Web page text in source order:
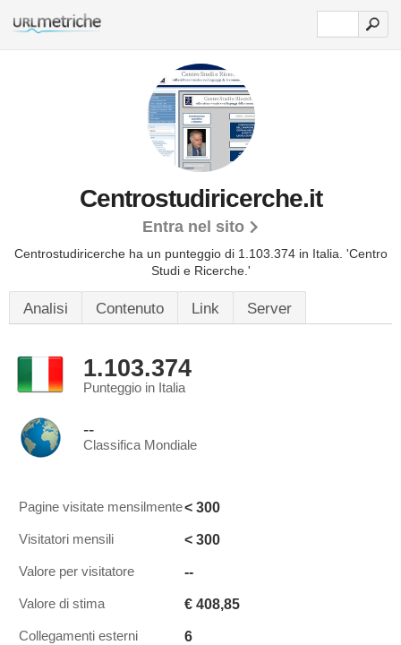
Centrostudiricerche.it
Entra nel sito
Centrostudiricerche ha un punteggio di 1.103.374 in Italia. 'Centro
Studi e Ricerche.'
Analisi Contenuto Link Server
1.103.374
Punteggio in Italia
--
Classifica Mondiale
Pagine visitate mensilmente< 300
Visitatori mensili < 300
Valore per visitatore --
Valore di stima € 408,85
Collegamenti esterni 6